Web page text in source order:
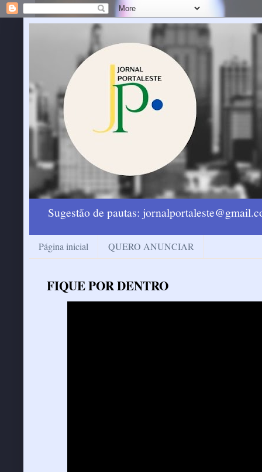
Sugestão de pautas:
Página inicial QUERO ANUNCIAR
FIQUE POR DENTRO